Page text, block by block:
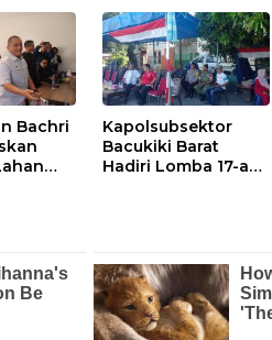
Bachri
Kapolsubsektor
Bacukiki Barat
Hadiri Lomba 17-an